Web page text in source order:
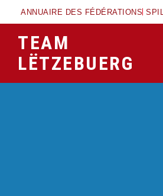
ANNUAIRE DES FÉDÉRATIONS
TEAM
LËTZEBUERG